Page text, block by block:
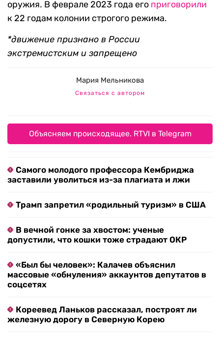
оружия. В феврале 2023 года его приговорили
к 22 годам колонии строгого режима.
*движение признано в России
экстремистским и запрещено
Мария Мельникова
Связаться с автором
Объясняем происходящее. RTVI в Telegram
Самого молодого профессора Кембриджа
заставили уволиться из-за плагиата и лжи
Трамп запретил «родильный туризм» в США
В вечной гонке за хвостом: ученые
допустили, что кошки тоже страдают ОКР
«Был бы человек»: Калачев объяснил
массовые «обнуления» аккаунтов депутатов в
соцсетях
Кореевед Ланьков рассказал, построят ли
железную дорогу в Северную Корею